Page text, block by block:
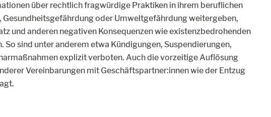
über rechtlich fragwürdige Praktiken in ihrem beruflichen
oder Umweltgefährdung weitergeben,
und anderen negativen Konsequenzen wie existenzbedrohenden
So sind unter anderem etwa Kündigungen, Suspendierungen,
explizit verboten. Auch die vorzeitige Auflösung
Vereinbarungen mit Geschäftspartner:innen wie der Entzug